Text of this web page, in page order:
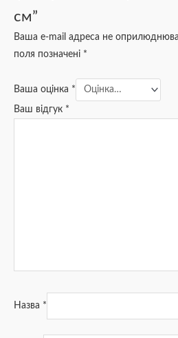
см”
Ваша e-mail адреса не
поля позначені *
Ваша оцінка *
Ваш відгук *
Назва *